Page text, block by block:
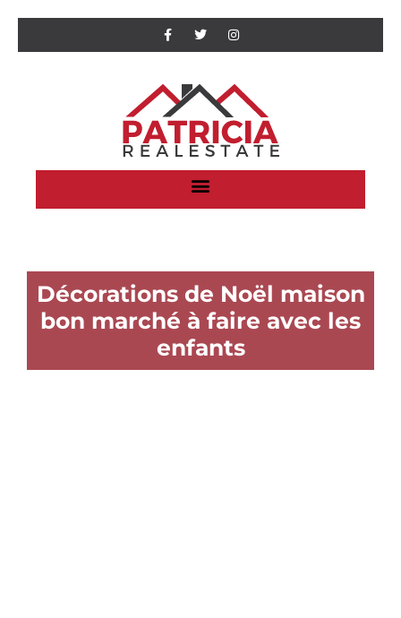
Décorations de Noël maison
bon marché à faire avec les
enfants